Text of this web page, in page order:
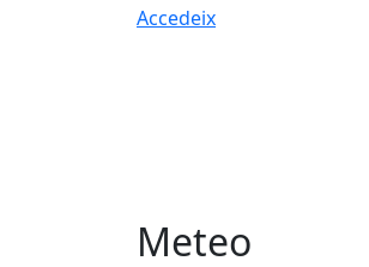
Accedeix
Meteo